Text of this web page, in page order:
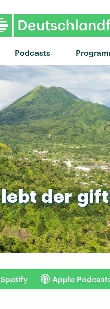
Podcasts
lebtder
Spotify Apple